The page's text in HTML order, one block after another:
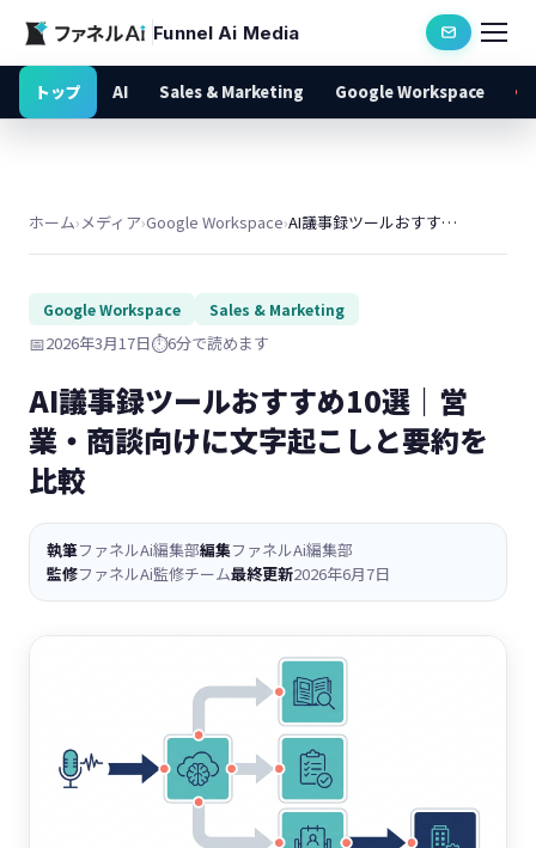
Funnel Ai Media
トップ AI Sales & Marketing Google Workspace
ホーム›メディア›Google Workspace› AI議事録ツールおすすめ10選｜営業・商談向けに文字起こしと要約を比較
Google Workspace Sales & Marketing
📅2026年3月17日⏱️6分で読めます
AI議事録ツールおすすめ10選｜営
業・商談向けに文字起こしと要約を
比較
執筆ファネルAi編集部編集ファネルAi編集部
監修ファネルAi監修チーム最終更新2026年6月7日